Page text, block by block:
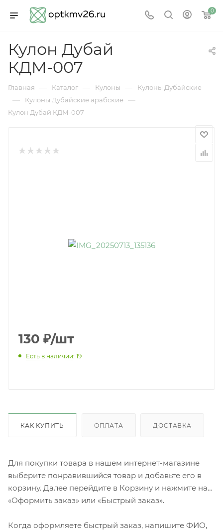
0
Кулон Дубай
КДМ-007
Главная — Каталог — Кулоны — Кулоны Дубайские
— Кулоны Дубайские арабские —
Кулон Дубай КДМ-007
130 ₽/шт
Есть в наличии: 19
КАК КУПИТЬ ОПЛАТА ДОСТАВКА
Для покупки товара в нашем интернет-магазине
выберите понравившийся товар и добавьте его в
корзину. Далее перейдите в Корзину и нажмите на
«Оформить заказ» или «Быстрый заказ».
Когда оформляете быстрый заказ, напишите ФИО,